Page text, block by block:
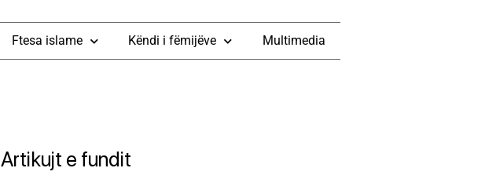
Ftesa islame Këndi i fëmijëve Multimedia
Artikujt e fundit